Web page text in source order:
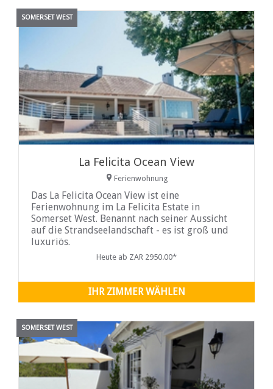
SOMERSET WEST
La Felicita Ocean View
Ferienwohnung
Das La Felicita Ocean View ist eine
Ferienwohnung im La Felicita Estate in
Somerset West. Benannt nach seiner Aussicht
auf die Strandseelandschaft - es ist groß und
luxuriös.
Heute ab ZAR 2950.00*
IHR ZIMMER WÄHLEN
SOMERSET WEST